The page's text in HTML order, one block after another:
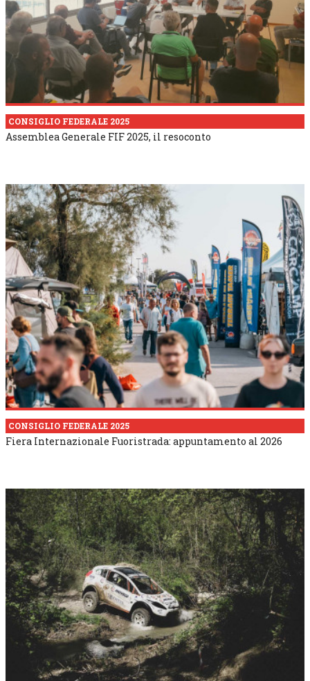
CONSIGLIO FEDERALE 2025
Assemblea Generale FIF 2025, il resoconto
CONSIGLIO FEDERALE 2025
Fiera Internazionale Fuoristrada: appuntamento al 2026